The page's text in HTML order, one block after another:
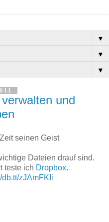
▼
▼
▼
und
seinen Geist
Dateien drauf sind.
teste ich Dropbox.
zJAmFKIi